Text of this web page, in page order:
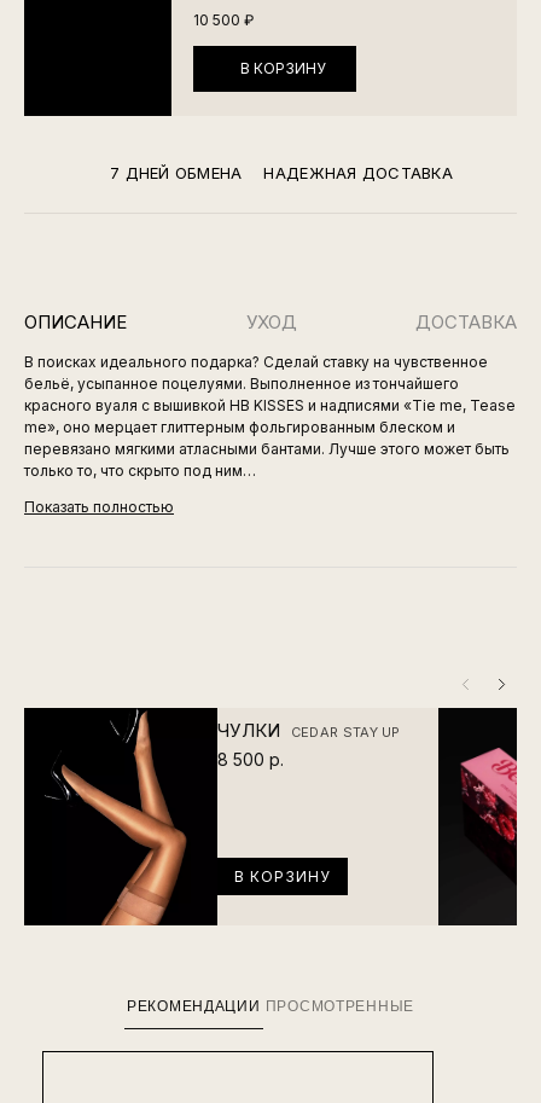
10 500 ₽
В КОРЗИНУ
7 ДНЕЙ ОБМЕНА НАДЕЖНАЯ ДОСТАВКА
ОПИСАНИЕ УХОД ДОСТАВКА
В поисках идеального подарка? Сделай ставку на чувственное
бельё, усыпанное поцелуями. Выполненное из тончайшего
красного вуаля с вышивкой HB KISSES и надписями «Tie me, Tease
me», оно мерцает глиттерным фольгированным блеском и
перевязано мягкими атласными бантами. Лучше этого может быть
только то, что скрыто под ним…
Показать полностью
ЧУЛКИ CEDAR STAY UP
8 500 р.
В КОРЗИНУ
РЕКОМЕНДАЦИИ ПРОСМОТРЕННЫЕ